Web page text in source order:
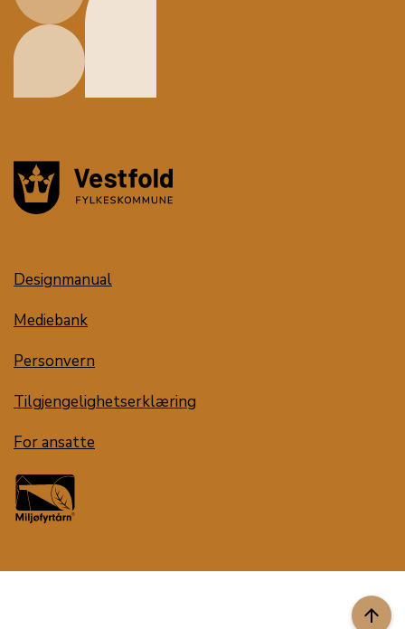
arrow_upward
Designmanual
Mediebank
Personvern
Tilgjengelighetserklæring
For ansatte